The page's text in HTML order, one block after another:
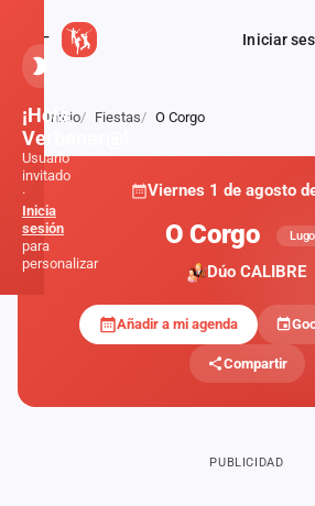
Iniciar
Atrás
Inicio Fiestas O Corgo
Viernes 1 de agosto
O Corgo Lugo
Dúo CALIBRE
Añadir a mi agenda
Compartir
PUBLICIDAD
¡Hola,
Verbener@!
Usuario
invitado
·
Inicia
sesión
para
personalizar